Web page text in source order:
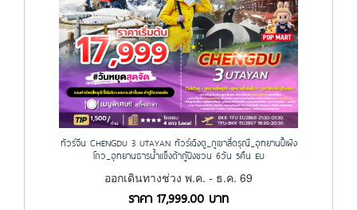
ทัวร์จีน CHENGDU 3 UTAYAN ทัวร์เฉิงตู_ภูเขาสี่ดรุณี_อุทยานปี้เผิง
โกว_อุทยานธารน้ำแข็งต้ากู๋ปิงชวน 6วัน 5คืน EU
ออกเดินทางช่วง พ.ค. - ธ.ค. 69
ราคา 17,999.00 บาท